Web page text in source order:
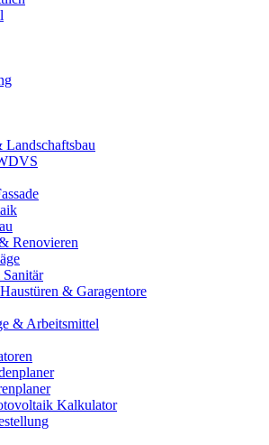
Landschaftsbau
Renovieren
& Garagentore
& Arbeitsmittel
Kalkulator